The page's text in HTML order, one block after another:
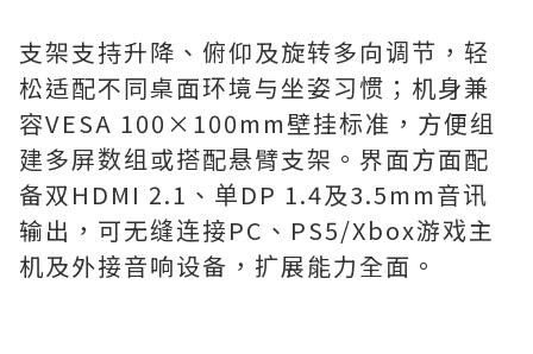
支架支持升降、俯仰及旋转多向调节，轻
松适配不同桌面环境与坐姿习惯；机身兼
容VESA 100×100mm壁挂标准，方便组
建多屏数组或搭配悬臂支架。界面方面配
备双HDMI 2.1、单DP 1.4及3.5mm音讯
输出，可无缝连接PC、PS5/Xbox游戏主
机及外接音响设备，扩展能力全面。